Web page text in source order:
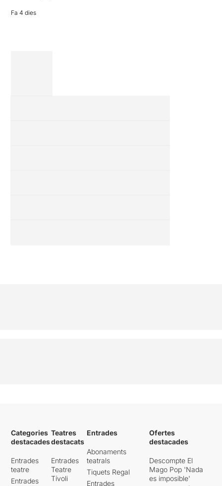
Fa 4 dies
Categories
destacades
Entrades
teatre
Entrades
Teatres
destacats
Entrades
Teatre
Tívoli
Entrades
Abonaments
teatrals
Tiquets Regal
Entrades
Ofertes
destacades
Descompte El
Mago Pop 'Nada
es imposible'